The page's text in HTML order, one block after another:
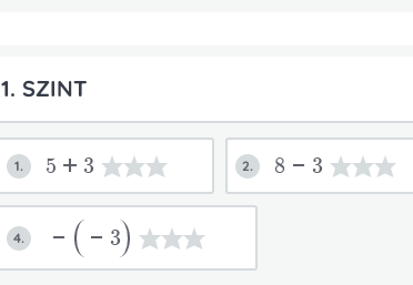
1. SZINT
1. 5+3 2. 8-3
4. - -3